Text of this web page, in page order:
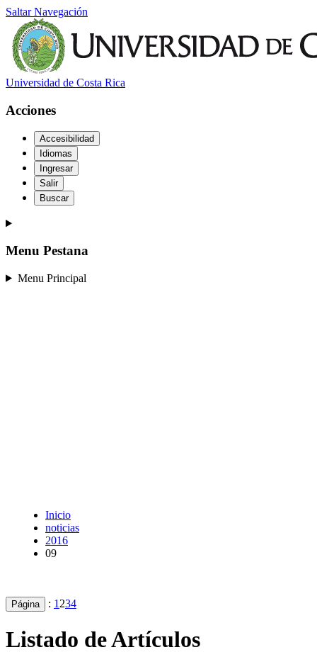
Saltar Navegación
Universidad de Costa Rica
Acciones
Accesibilidad
Idiomas
Ingresar
Salir
Buscar
Menu Pestana
Menu Principal
Inicio
noticias
2016
09
Página : 1 234
Listado de Artículos